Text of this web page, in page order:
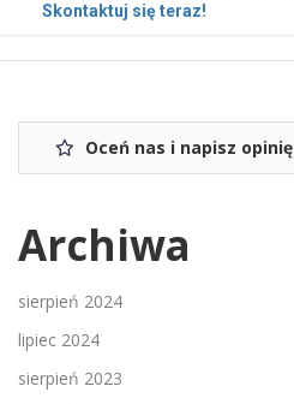
Skontaktuj się teraz!
Oceń nas i napisz opinię
Archiwa
sierpień 2024
lipiec 2024
sierpień 2023